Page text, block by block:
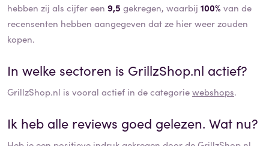
hebben zij als cijfer een 9,5 gekregen, waarbij 100% van de
recensenten hebben aangegeven dat ze hier weer zouden
kopen.
In welke sectoren is GrillzShop.nl actief?
GrillzShop.nl is vooral actief in de categoriewebshops.
Ik heb alle reviews goed gelezen. Wat nu?